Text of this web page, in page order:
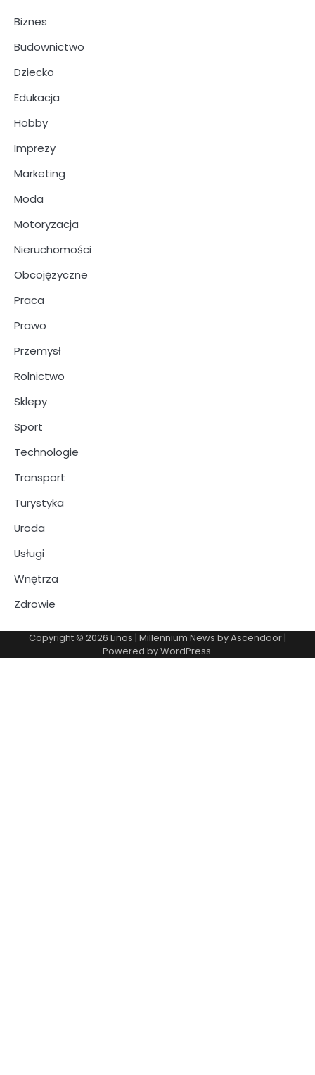
Biznes
Budownictwo
Dziecko
Edukacja
Hobby
Imprezy
Marketing
Moda
Motoryzacja
Nieruchomości
Obcojęzyczne
Praca
Prawo
Przemysł
Rolnictwo
Sklepy
Sport
Technologie
Transport
Turystyka
Uroda
Usługi
Wnętrza
Zdrowie
Copyright © 2026 Linos | Millennium News byAscendoor|
Powered byWordPress.